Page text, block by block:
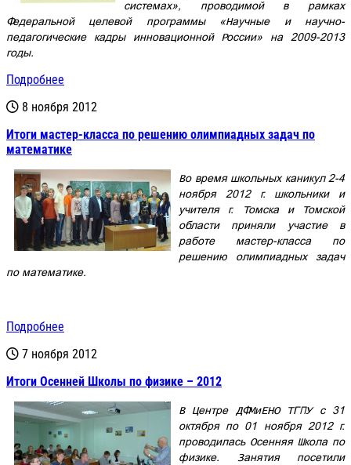
системах», проводимой в рамках
Федеральной целевой программы «Научные и научно-
педагогические кадры инновационной России» на 2009-2013
годы.
Подробнее
8 ноября 2012
Итоги мастер-класса по решению олимпиадных задач по
математике
Во время школьных каникул 2-4
ноября 2012 г. школьники и
учителя г. Томска и Томской
области приняли участие в
работе мастер-класса по
решению олимпиадных задач
по математике.
Подробнее
7 ноября 2012
Итоги Осенней Школы по физике – 2012
В Центре ДФМиЕНО ТГПУ с 31
октября по 01 ноября 2012 г.
проводилась Осенняя Школа по
физике. Занятия посетили